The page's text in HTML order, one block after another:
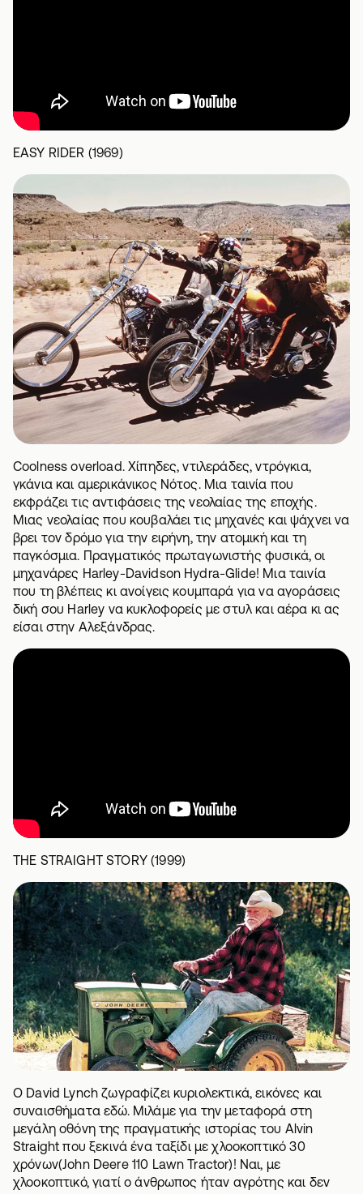
EASY RIDER (1969)
Coolness overload. Χίπηδες, ντιλεράδες, ντρόγκια,
γκάνια και αμερικάνικος Νότος. Μια ταινία που
εκφράζει τις αντιφάσεις της νεολαίας της εποχής.
Μιας νεολαίας που κουβαλάει τις μηχανές και ψάχνει να
βρει τον δρόμο για την ειρήνη, την ατομική και τη
παγκόσμια. Πραγματικός πρωταγωνιστής φυσικά, οι
μηχανάρες Harley-Davidson Hydra-Glide! Μια ταινία
που τη βλέπεις κι ανοίγεις κουμπαρά για να αγοράσεις
δική σου Harley να κυκλοφορείς με στυλ και αέρα κι ας
είσαι στην Αλεξάνδρας.
THE STRAIGHT STORY (1999)
Ο David Lynch ζωγραφίζει κυριολεκτικά, εικόνες και
συναισθήματα εδώ. Μιλάμε για την μεταφορά στη
μεγάλη οθόνη της πραγματικής ιστορίας του Alvin
Straight που ξεκινά ένα ταξίδι με χλοοκοπτικό 30
χρόνων(John Deere 110 Lawn Tractor)! Ναι, με
χλοοκοπτικό, γιατί ο άνθρωπος ήταν αγρότης και δεν